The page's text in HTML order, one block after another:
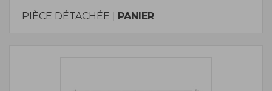
PIÈCE DÉTACHÉE | PANIER